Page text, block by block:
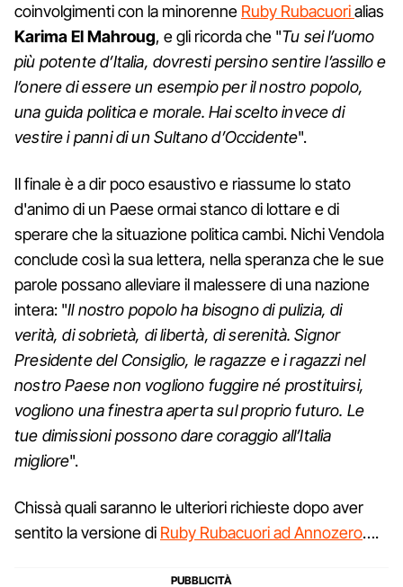
coinvolgimenti con la minorenne Ruby Rubacuorialias
Karima El Mahroug, e gli ricorda che "Tu sei l’uomo
più potente d’Italia, dovresti persino sentire l’assillo e
l’onere di essere un esempio per il nostro popolo,
una guida politica e morale. Hai scelto invece di
vestire i panni di un Sultano d’Occidente".
Il finale è a dir poco esaustivo e riassume lo stato
d'animo di un Paese ormai stanco di lottare e di
sperare che la situazione politica cambi. Nichi Vendola
conclude così la sua lettera, nella speranza che le sue
parole possano alleviare il malessere di una nazione
intera: "Il nostro popolo ha bisogno di pulizia, di
verità, di sobrietà, di libertà, di serenità. Signor
Presidente del Consiglio, le ragazze e i ragazzi nel
nostro Paese non vogliono fuggire né prostituirsi,
vogliono una finestra aperta sul proprio futuro. Le
tue dimissioni possono dare coraggio all’Italia
migliore".
Chissà quali saranno le ulteriori richieste dopo aver
sentito la versione di Ruby Rubacuori ad Annozero….